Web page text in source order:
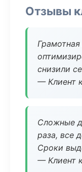
Отзывы
снизили
— Клиент
Сложные
раза, все
Сроки
— Клиент